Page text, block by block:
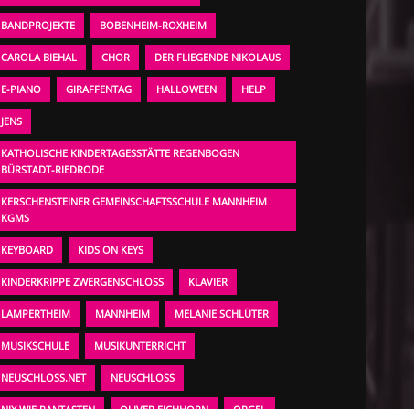
BANDPROJEKTE BOBENHEIM-ROXHEIM
CAROLA BIEHAL CHOR DER FLIEGENDE NIKOLAUS
E-PIANO GIRAFFENTAG HALLOWEEN HELP
JENS
KATHOLISCHE KINDERTAGESSTÄTTE REGENBOGEN
BÜRSTADT-RIEDRODE
KERSCHENSTEINER GEMEINSCHAFTSSCHULE MANNHEIM
KGMS
KEYBOARD KIDS ON KEYS
KINDERKRIPPE ZWERGENSCHLOSS KLAVIER
LAMPERTHEIM MANNHEIM MELANIE SCHLÜTER
MUSIKSCHULE MUSIKUNTERRICHT
NEUSCHLOSS.NET NEUSCHLOSS